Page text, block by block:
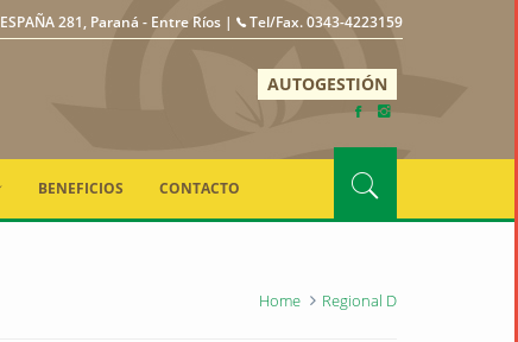
ESPAÑA 281, Paraná - Entre Ríos | Tel/Fax. 0343-4223159
AUTOGESTIÓN
BENEFICIOS CONTACTO
Home Regional D